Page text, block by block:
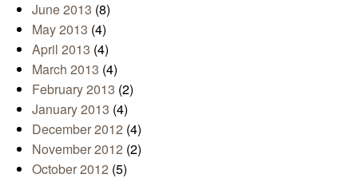
June 2013 (8)
May 2013 (4)
April 2013 (4)
March 2013 (4)
February 2013 (2)
January 2013 (4)
December 2012 (4)
November 2012 (2)
October 2012 (5)